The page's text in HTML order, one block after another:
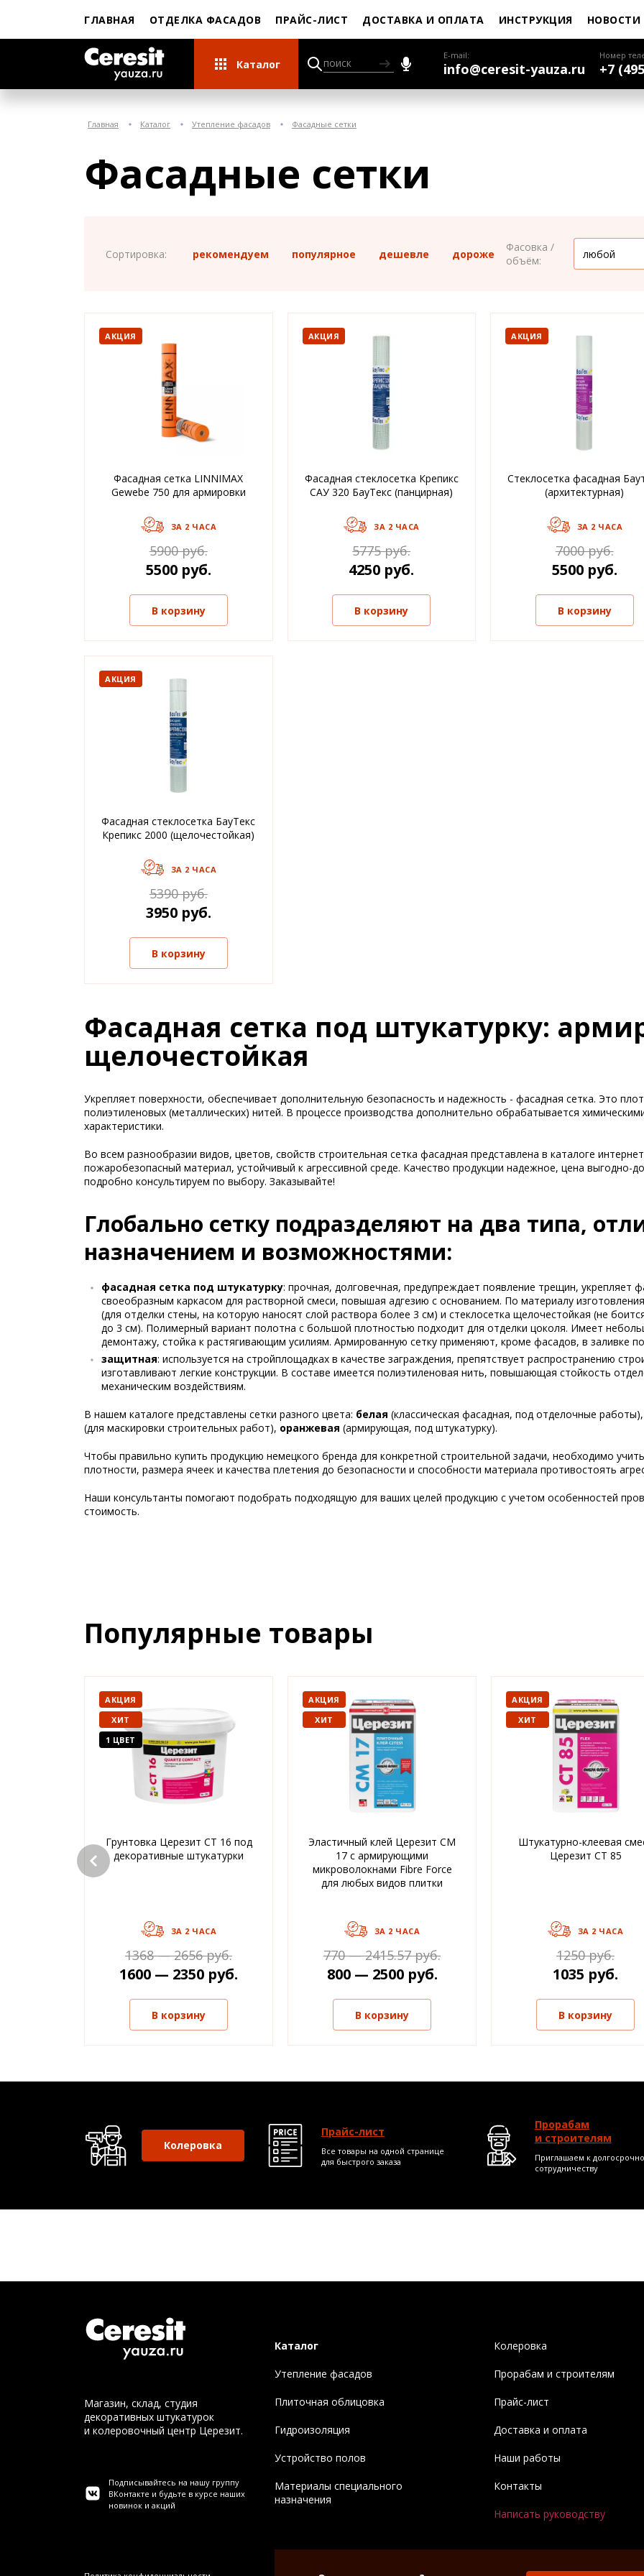
ГЛАВНАЯ ОТДЕЛКА ФАСАДОВ ПРАЙС-ЛИСТ ДОСТАВКА И ОПЛАТА ИНСТРУКЦИЯ НОВОСТИ
Каталог
E-mail:
info@ceresit-yauza.ru
Номер
+7
Главная Каталог Утепление фасадов Фасадные сетки
Фасадные сетки
Сортировка: рекомендуем популярное дешевле дороже
Фасовка /
объём:
АКЦИЯ
Фасадная сетка LINNIMAX
Gewebe 750 для армировки
ЗА 2 ЧАСА
5900 руб.
5500 руб.
В корзину
АКЦИЯ
Фасадная стеклосетка Крепикс
САУ 320 БауТекс (панцирная)
ЗА 2 ЧАСА
5775 руб.
4250 руб.
В корзину
АКЦИЯ
Стеклосетка фасадная
(архитектурная)
ЗА 2 ЧАСА
7000 руб.
5500 руб.
В корзину
АКЦИЯ
Фасадная стеклосетка БауТекс
Крепикс 2000 (щелочестойкая)
ЗА 2 ЧАСА
5390 руб.
3950 руб.
В корзину
Фасадная сетка под штукатурку:
щелочестойкая
Укрепляет поверхности, обеспечивает дополнительную безопасность и надежность - фасадная сетка. Это
полиэтиленовых (металлических) нитей. В процессе производства дополнительно обрабатывается
характеристики.
Во всем разнообразии видов, цветов, свойств строительная сетка фасадная представлена в каталоге
пожаробезопасный материал, устойчивый к агрессивной среде. Качество продукции надежное, цена выгодно-
подробно консультируем по выбору. Заказывайте!
Глобально сетку подразделяют на два типа,
назначением и возможностями:
фасадная сетка под штукатурку: прочная, долговечная, предупреждает появление трещин, укрепляет
своеобразным каркасом для растворной смеси, повышая адгезию с основанием. По материалу
(для отделки стены, на которую наносят слой раствора более 3 см) и стеклосетка щелочестойкая (не
до 3 см). Полимерный вариант полотна с большой плотностью подходит для отделки цоколя. Имеет
демонтажу, стойка к растягивающим усилиям. Армированную сетку применяют, кроме фасадов, в заливке
защитная: используется на стройплощадках в качестве заграждения, препятствует распространению
изготавливают легкие конструкции. В составе имеется полиэтиленовая нить, повышающая стойкость
механическим воздействиям.
В нашем каталоге представлены сетки разного цвета: белая (классическая фасадная, под отделочные работы),
(для маскировки строительных работ), оранжевая (армирующая, под штукатурку).
Чтобы правильно купить продукцию немецкого бренда для конкретной строительной задачи, необходимо
плотности, размера ячеек и качества плетения до безопасности и способности материала противостоять
Наши консультанты помогают подобрать подходящую для ваших целей продукцию с учетом особенностей
стоимость.
Популярные товары
АКЦИЯ
ХИТ
1 ЦВЕТ
Грунтовка Церезит CT 16 под
декоративные штукатурки
ЗА 2 ЧАСА
1368 — 2656 руб.
1600 — 2350 руб.
В корзину
АКЦИЯ
ХИТ
Эластичный клей Церезит CM
17 с армирующими
микроволокнами Fibre Force
для любых видов плитки
ЗА 2 ЧАСА
770 — 2415.57 руб.
800 — 2500 руб.
В корзину
АКЦИЯ
ХИТ
Штукатурно-клеевая
Церезит CT 85
ЗА 2 ЧАСА
1250 руб.
1035 руб.
В корзину
Колеровка
Прайс-лист
Все товары на одной странице
для быстрого заказа
Прорабам
и строителям
Приглашаем к
сотрудничеству
Магазин, склад, студия
декоративных штукатурок
и колеровочный центр Церезит.
Подписывайтесь на нашу группу
ВКонтакте и будьте в курсе наших
новинок и акций
Каталог
Утепление фасадов
Плиточная облицовка
Гидроизоляция
Устройство полов
Материалы специального
назначения
Колеровка
Прорабам и строителям
Прайс-лист
Доставка и оплата
Наши работы
Контакты
Написать руководству